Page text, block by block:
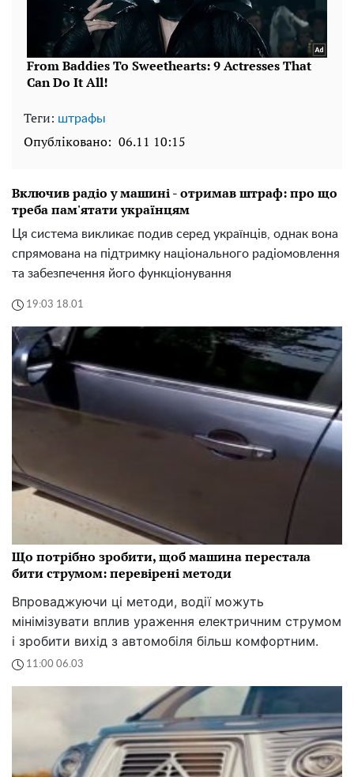
Теги: штрафы
Опубліковано: 06.11 10:15
Включив радіо у машині - отримав штраф: про що
треба пам'ятати українцям
Ця система викликає подив серед українців, однак вона
спрямована на підтримку національного радіомовлення
та забезпечення його функціонування
19:03 18.01
Що потрібно зробити, щоб машина перестала
бити струмом: перевірені методи
Впроваджуючи ці методи, водії можуть
мінімізувати вплив ураження електричним струмом
і зробити вихід з автомобіля більш комфортним.
11:00 06.03